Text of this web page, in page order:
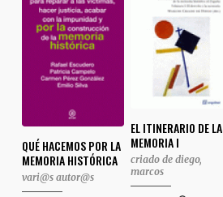
QUÉ HACEMOS POR LA
MEMORIA HISTÓRICA
vari@s autor@s
EL ITINERARIO DE LA
MEMORIA I
criado de diego,
marcos